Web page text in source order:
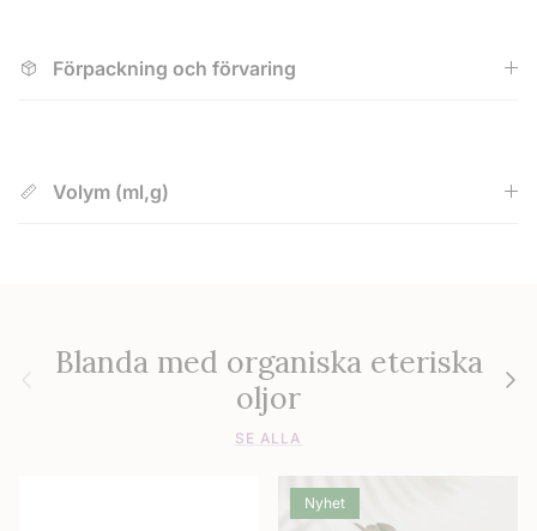
Förpackning och förvaring
Volym (ml,g)
FöregåendeBlanda med organiska eteriska
oljor
Nästa
SE ALLA
Nyhet